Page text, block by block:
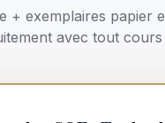
+ exemplaires papier
avec tout cours